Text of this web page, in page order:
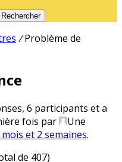
Rechercher
/ Problème de
6 participants et a
fois par
Une
mois et 2 semaines.
de 407)